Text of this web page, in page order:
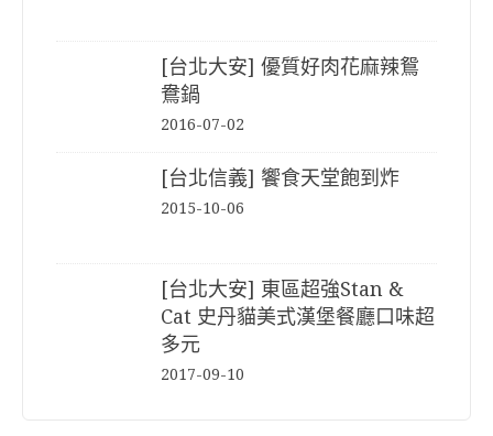
[台北大安] 優質好肉花麻辣鴛
鴦鍋
2016-07-02
[台北信義] 饗食天堂飽到炸
2015-10-06
[台北大安] 東區超強Stan &
Cat 史丹貓美式漢堡餐廳口味超
多元
2017-09-10